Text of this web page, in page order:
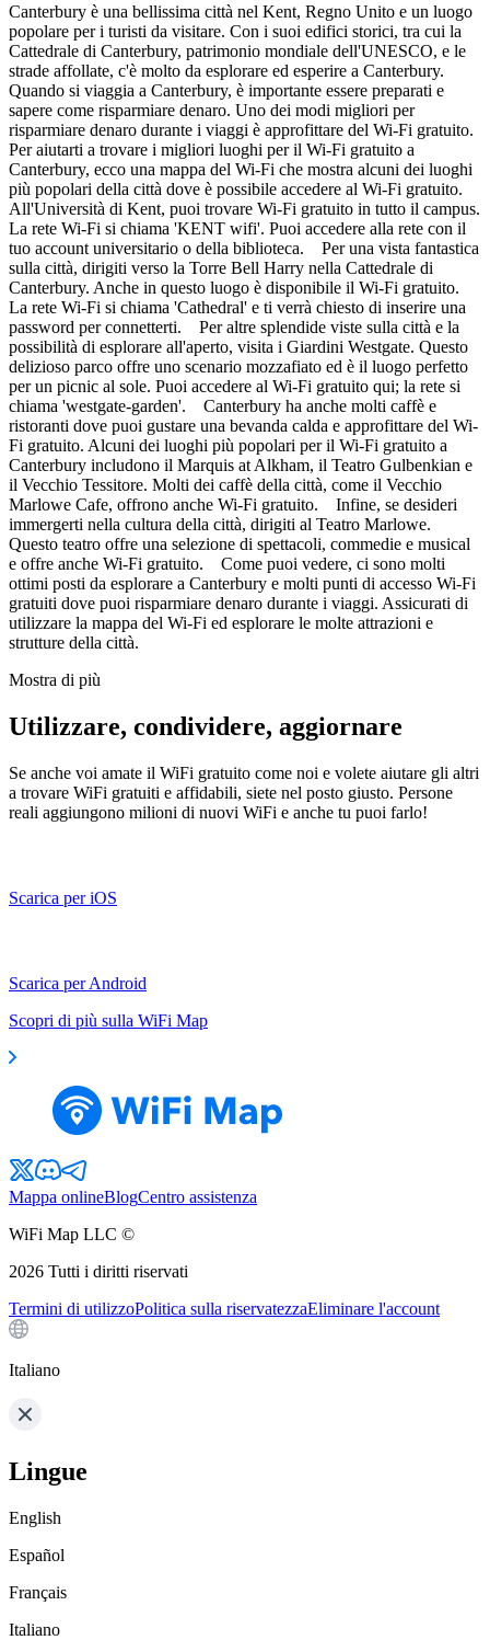
Canterbury è una bellissima città nel Kent, Regno Unito e un luogo
popolare per i turisti da visitare. Con i suoi edifici storici, tra cui la
Cattedrale di Canterbury, patrimonio mondiale dell'UNESCO, e le
strade affollate, c'è molto da esplorare ed esperire a Canterbury.
Quando si viaggia a Canterbury, è importante essere preparati e
sapere come risparmiare denaro. Uno dei modi migliori per
risparmiare denaro durante i viaggi è approfittare del Wi-Fi gratuito.
Per aiutarti a trovare i migliori luoghi per il Wi-Fi gratuito a
Canterbury, ecco una mappa del Wi-Fi che mostra alcuni dei luoghi
più popolari della città dove è possibile accedere al Wi-Fi gratuito.
All'Università di Kent, puoi trovare Wi-Fi gratuito in tutto il campus.
La rete Wi-Fi si chiama 'KENT wifi'. Puoi accedere alla rete con il
tuo account universitario o della biblioteca. Per una vista fantastica
sulla città, dirigiti verso la Torre Bell Harry nella Cattedrale di
Canterbury. Anche in questo luogo è disponibile il Wi-Fi gratuito.
La rete Wi-Fi si chiama 'Cathedral' e ti verrà chiesto di inserire una
password per connetterti. Per altre splendide viste sulla città e la
possibilità di esplorare all'aperto, visita i Giardini Westgate. Questo
delizioso parco offre uno scenario mozzafiato ed è il luogo perfetto
per un picnic al sole. Puoi accedere al Wi-Fi gratuito qui; la rete si
chiama 'westgate-garden'. Canterbury ha anche molti caffè e
ristoranti dove puoi gustare una bevanda calda e approfittare del Wi-
Fi gratuito. Alcuni dei luoghi più popolari per il Wi-Fi gratuito a
Canterbury includono il Marquis at Alkham, il Teatro Gulbenkian e
il Vecchio Tessitore. Molti dei caffè della città, come il Vecchio
Marlowe Cafe, offrono anche Wi-Fi gratuito. Infine, se desideri
immergerti nella cultura della città, dirigiti al Teatro Marlowe.
Questo teatro offre una selezione di spettacoli, commedie e musical
e offre anche Wi-Fi gratuito. Come puoi vedere, ci sono molti
ottimi posti da esplorare a Canterbury e molti punti di accesso Wi-Fi
gratuiti dove puoi risparmiare denaro durante i viaggi. Assicurati di
utilizzare la mappa del Wi-Fi ed esplorare le molte attrazioni e
strutture della città.
Mostra di più
Utilizzare, condividere, aggiornare
Se anche voi amate il WiFi gratuito come noi e volete aiutare gli altri
a trovare WiFi gratuiti e affidabili, siete nel posto giusto. Persone
reali aggiungono milioni di nuovi WiFi e anche tu puoi farlo!
Scarica per iOS
Scarica per Android
Scopri di più sulla WiFi Map
Mappa onlineBlogCentro assistenza
WiFi Map LLC ©
2026 Tutti i diritti riservati
Termini di utilizzoPolitica sulla riservatezzaEliminare l'account
Italiano
Lingue
English
Español
Français
Italiano